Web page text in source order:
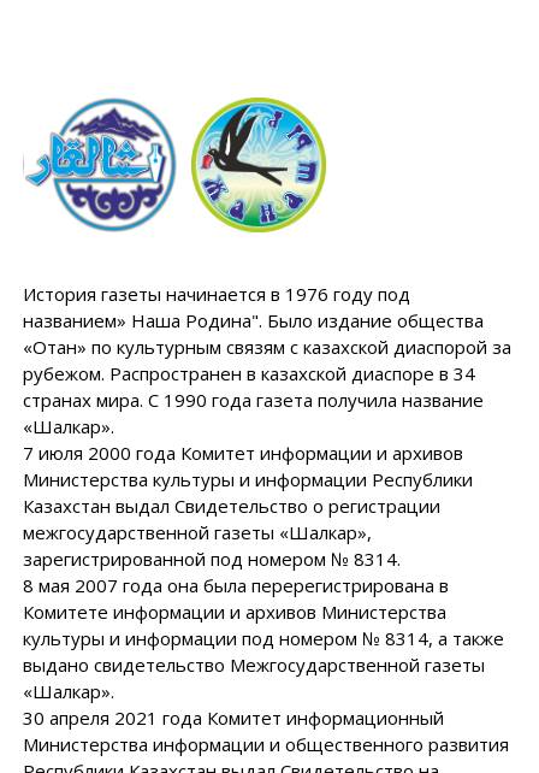
История газеты начинается в 1976 году под
названием» Наша Родина". Было издание общества
«Отан» по культурным связям с казахской диаспорой за
рубежом. Распространен в казахской диаспоре в 34
странах мира. С 1990 года газета получила название
«Шалкар».
7 июля 2000 года Комитет информации и архивов
Министерства культуры и информации Республики
Казахстан выдал Свидетельство о регистрации
межгосударственной газеты «Шалкар»,
зарегистрированной под номером № 8314.
8 мая 2007 года она была перерегистрирована в
Комитете информации и архивов Министерства
культуры и информации под номером № 8314, а также
выдано свидетельство Межгосударственной газеты
«Шалкар».
30 апреля 2021 года Комитет информационный
Министерства информации и общественного развития